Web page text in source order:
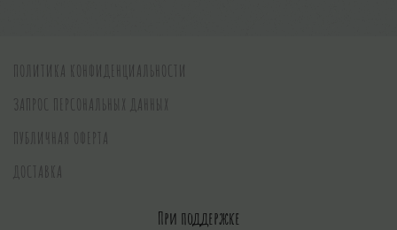
ПОЛИТИКА КОНФИДЕНЦИАЛЬНОСТИ
ЗАПРОС ПЕРСОНАЛЬНЫХ ДАННЫХ
ПУБЛИЧНАЯ ОФЕРТА
ДОСТАВКА
При поддержке